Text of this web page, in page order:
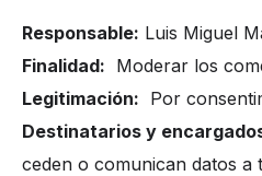
Responsable: Luis Miguel
Finalidad: Moderar los
Legitimación: Por
Destinatarios y
ceden o comunican datos